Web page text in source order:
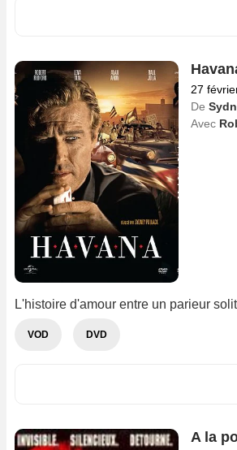
27
De
Avec
L'histoire d'amour entre un parieur
VOD DVD
A la